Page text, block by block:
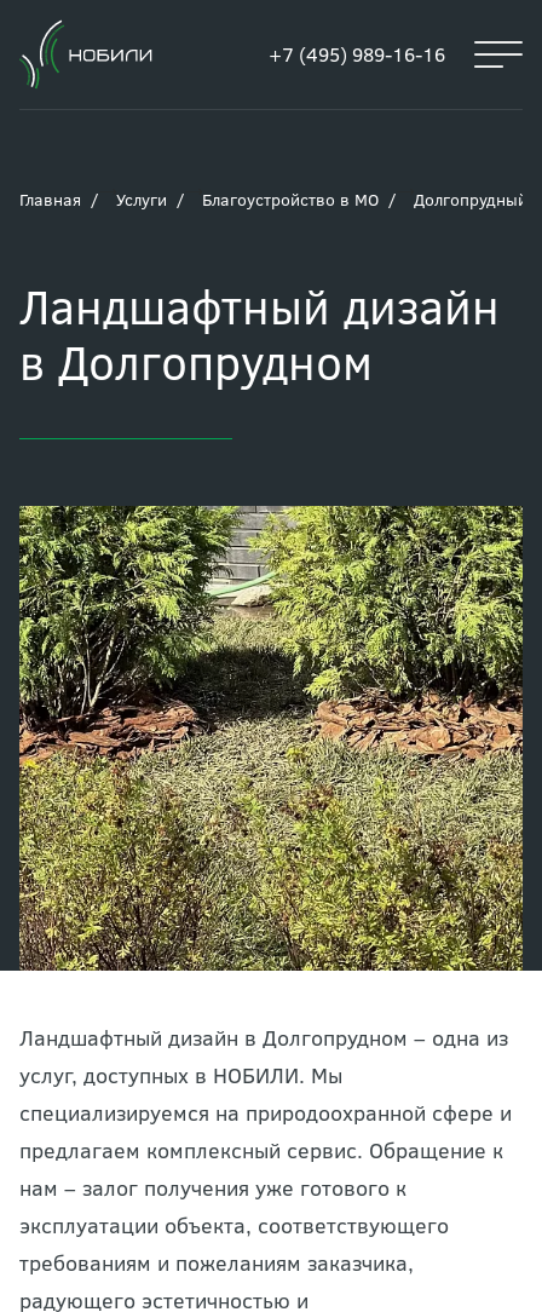
+7 (495) 989-16-16
Главная Услуги Благоустройство в МО Долгопрудный
Ландшафтный дизайн
в Долгопрудном
Ландшафтный дизайн в Долгопрудном – одна из
услуг, доступных в НОБИЛИ. Мы
специализируемся на природоохранной сфере и
предлагаем комплексный сервис. Обращение к
нам – залог получения уже готового к
эксплуатации объекта, соответствующего
требованиям и пожеланиям заказчика,
радующего эстетичностью и